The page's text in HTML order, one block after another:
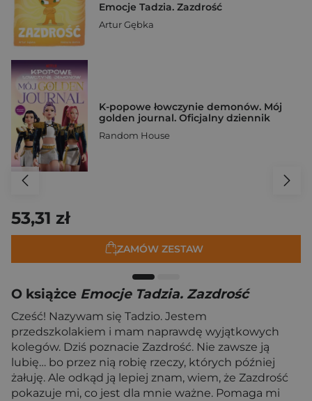
Emocje Tadzia. Zazdrość
Artur Gębka
K-popowe łowczynie demonów. Mój
golden journal. Oficjalny dziennik
Random House
53,31 zł
ZAMÓW ZESTAW
O książce Emocje Tadzia. Zazdrość
Cześć! Nazywam się Tadzio. Jestem
przedszkolakiem i mam naprawdę wyjątkowych
kolegów. Dziś poznacie Zazdrość. Nie zawsze ją
lubię… bo przez nią robię rzeczy, których później
żałuję. Ale odkąd ją lepiej znam, wiem, że Zazdrość
pokazuje mi, co jest dla mnie ważne. Pomaga mi